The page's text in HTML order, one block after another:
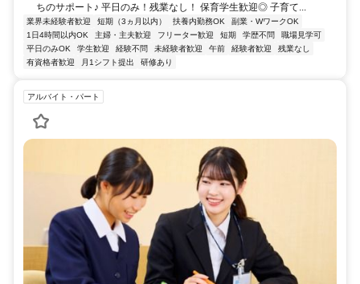
ちのサポート♪ 平日のみ！残業なし！ 保育学生歓迎◎ 子育て...
業界未経験者歓迎 短期（3ヵ月以内） 扶養内勤務OK
副業・WワークOK
1日4時間以内OK
主婦・主夫歓迎 フリーター歓迎 短期 学歴不問
職場見学可
平日のみOK
学生歓迎 経験不問 未経験者歓迎 午前 経験者歓迎
残業なし
有資格者歓迎
月1シフト提出 研修あり
アルバイト・パート